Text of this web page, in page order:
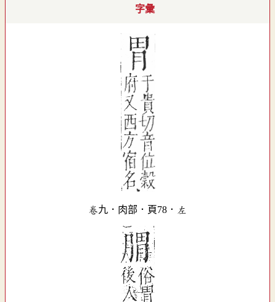
字彙
卷九．肉部．頁78．左